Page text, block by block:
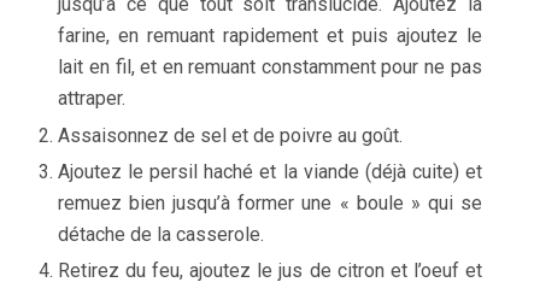
jusqu’à ce que tout soit translucide. Ajoutez la
farine, en remuant rapidement et puis ajoutez le
lait en fil, et en remuant constamment pour ne pas
attraper.
Assaisonnez de sel et de poivre au goût.
Ajoutez le persil haché et la viande (déjà cuite) et
remuez bien jusqu’à former une « boule » qui se
détache de la casserole.
Retirez du feu, ajoutez le jus de citron et l’oeuf et